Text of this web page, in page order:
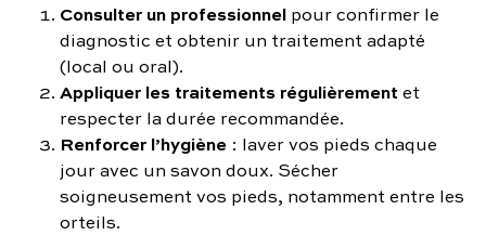
Consulter un professionnel pour confirmer le
diagnostic et obtenir un traitement adapté
(local ou oral).
Appliquer les traitements régulièrement et
respecter la durée recommandée.
Renforcer l’hygiène : laver vos pieds chaque
jour avec un savon doux. Sécher
soigneusement vos pieds, notamment entre les
orteils.